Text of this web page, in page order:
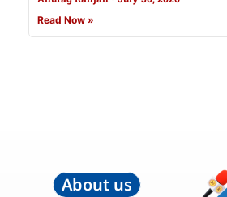
Read Now »
About us